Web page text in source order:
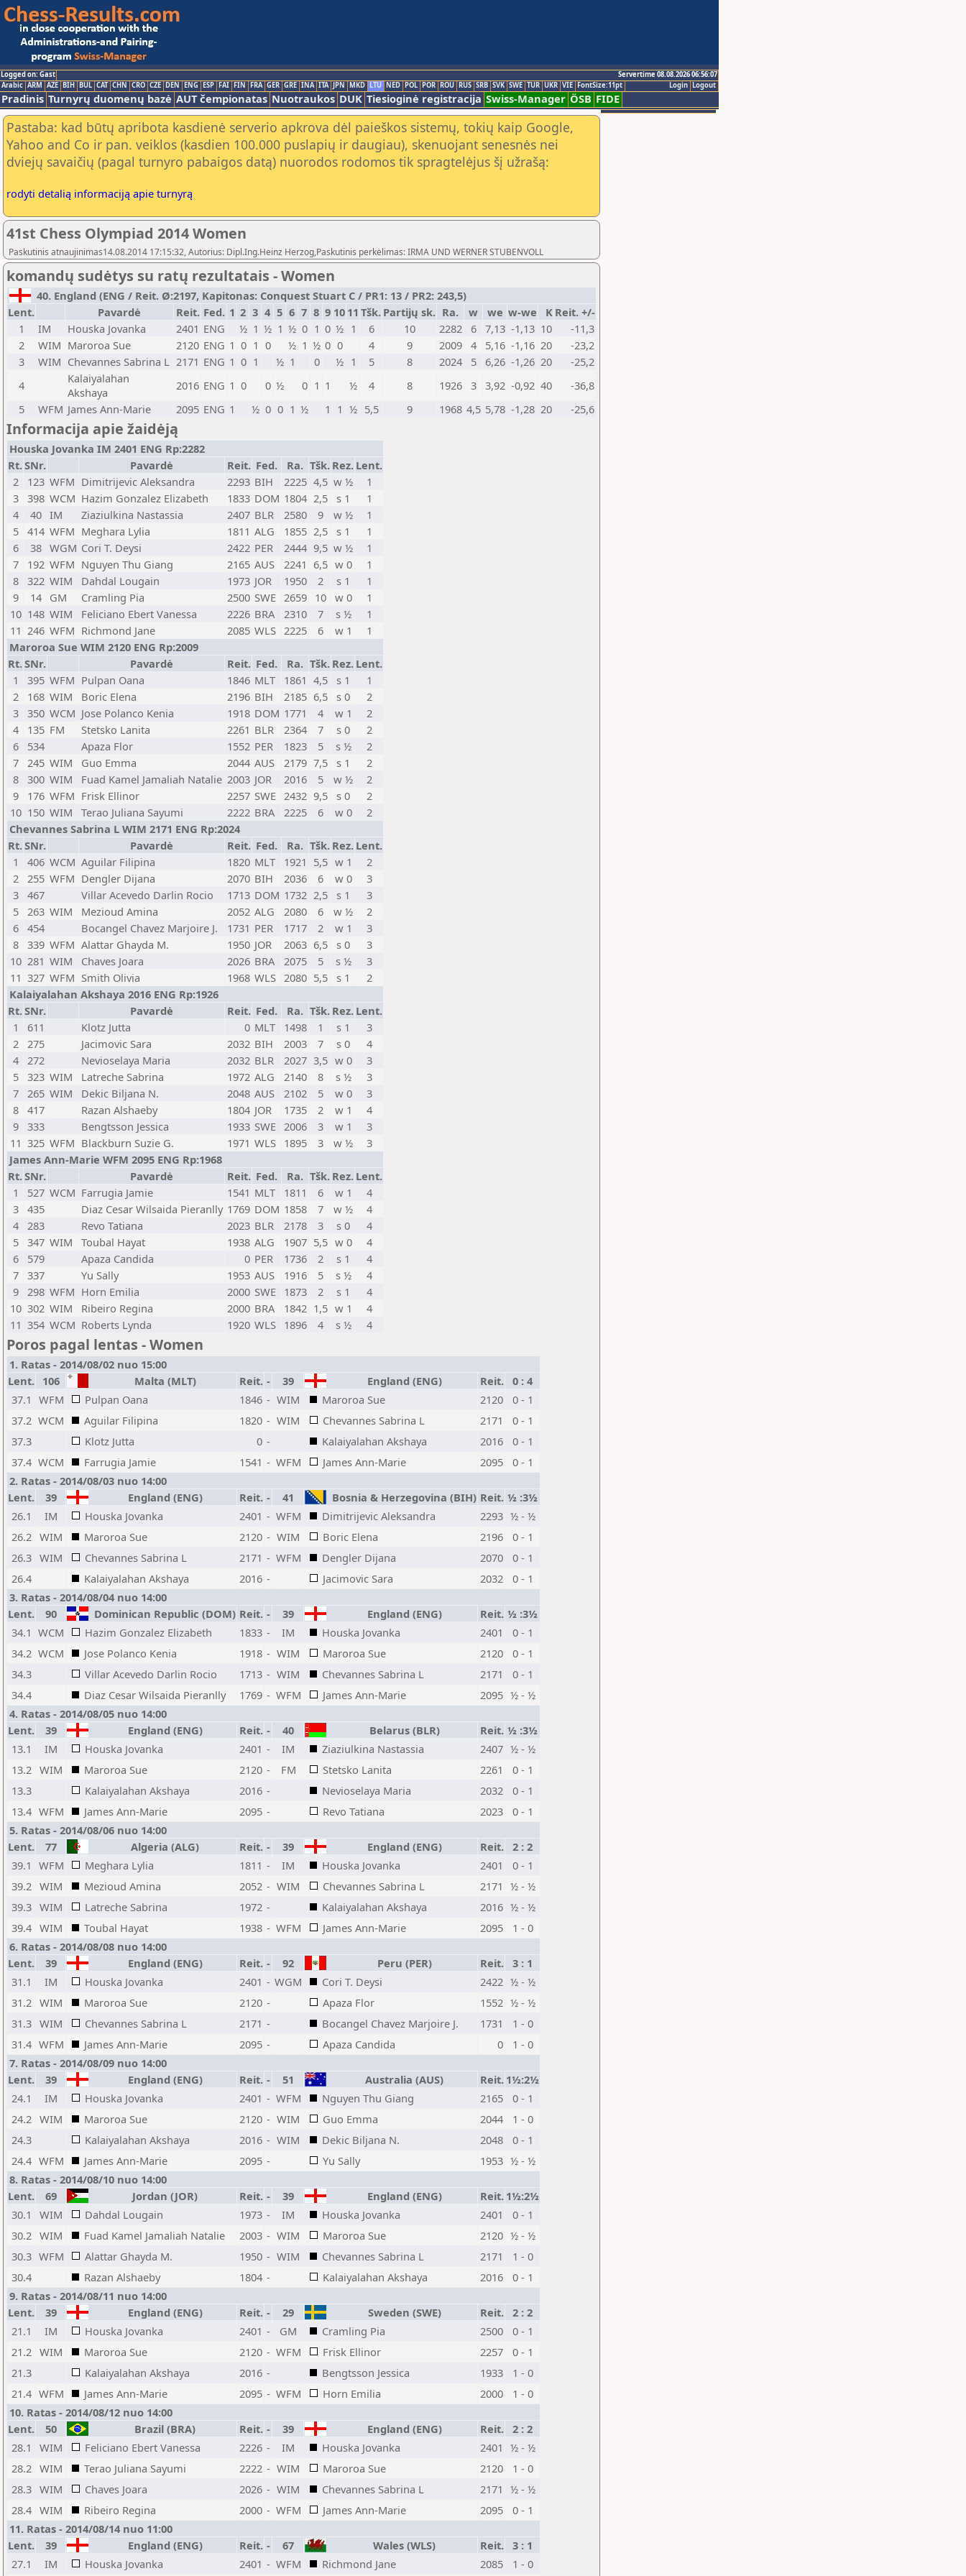
Logged on: Gast
Servertime 08.08.2026 06:56:07
Logout
Login
Arabic ARM AZE BIH BUL CAT CHN CRO CZE DEN ENG ESP FAI FIN FRA GER GRE INA ITA JPN MKD LTU NED POL POR ROU RUS SRB SVK SWE TUR UKR VIE FontSize:11pt
Pradinis Turnyrų duomenų bazė AUT čempionatas Nuotraukos DUK Tiesioginė registracija Swiss-Manager ÖSB FIDE
Pastaba: kad būtų apribota kasdienė serverio apkrova dėl paieškos sistemų, tokių kaip Google,
Yahoo and Co ir pan. veiklos (kasdien 100.000 puslapių ir daugiau), skenuojant senesnės nei
dviejų savaičių (pagal turnyro pabaigos datą) nuorodos rodomos tik spragtelėjus šį užrašą:
rodyti detalią informaciją apie turnyrą
41st Chess Olympiad 2014 Women
Paskutinis atnaujinimas14.08.2014 17:15:32, Autorius: Dipl.Ing.Heinz Herzog,Paskutinis perkėlimas: IRMA UND WERNER STUBENVOLL
komandų sudėtys su ratų rezultatais - Women
40. England (ENG / Reit. Ø:2197, Kapitonas: Conquest Stuart C / PR1: 13 / PR2: 243,5)
Lent.
Pavardė Reit. Fed. 1 2 3 4 5 6 7 8 9 10 11 Tšk. Partijų sk. Ra. w we w-we K Reit. +/-
1
IM Houska Jovanka 2401 ENG ½ 1 ½ 1 ½ 0 1 0 ½ 1 6 10 2282 6 7,13 -1,13 10
-11,3
2
WIM Maroroa Sue 2120 ENG 1 0 1 0 ½ 1 ½ 0 0 4 9 2009 4 5,16 -1,16 20
-23,2
3
WIM Chevannes Sabrina L 2171 ENG 1 0 1 ½ 1 0 ½ 1 5 8 2024 5 6,26 -1,26 20
-25,2
4
Kalaiyalahan
Akshaya
2016 ENG 1 0 0 ½ 0 1 1 ½ 4 8 1926 3 3,92 -0,92 40
-36,8
5
WFM James Ann-Marie 2095 ENG 1 ½ 0 0 1 ½ 1 1 ½ 5,5 9 1968 4,5 5,78 -1,28 20 -25,6
Informacija apie žaidėją
Houska Jovanka IM 2401 ENG Rp:2282
Rt.SNr. Pavardė Reit. Fed. Ra. Tšk. Rez. Lent.
2
123 WFM Dimitrijevic Aleksandra 2293 BIH 2225 4,5 w ½
1
3
398 WCM Hazim Gonzalez Elizabeth 1833 DOM 1804 2,5 s 1
1
4
40 IM Ziaziulkina Nastassia 2407 BLR 2580 9 w ½
1
5
414 WFM Meghara Lylia 1811 ALG 1855 2,5 s 1
1
6
38 WGM Cori T. Deysi 2422 PER 2444 9,5 w ½
1
7
192 WFM Nguyen Thu Giang 2165 AUS 2241 6,5 w 0
1
8
322 WIM Dahdal Lougain 1973 JOR 1950 2 s 1
1
9
14 GM Cramling Pia 2500 SWE 2659 10 w 0
1
10 148 WIM Feliciano Ebert Vanessa 2226 BRA 2310 7 s ½
1
11 246 WFM Richmond Jane 2085 WLS 2225 6 w 1
1
Maroroa Sue WIM 2120 ENG Rp:2009
Rt.SNr. Pavardė Reit. Fed. Ra. Tšk. Rez. Lent.
1
395 WFM Pulpan Oana 1846 MLT 1861 4,5 s 1
1
2
168 WIM Boric Elena 2196 BIH 2185 6,5 s 0
2
3
350 WCM Jose Polanco Kenia 1918 DOM 1771 4 w 1
2
4
135 FM Stetsko Lanita 2261 BLR 2364 7 s 0
2
6
534 Apaza Flor 1552 PER 1823 5 s ½
2
7
245 WIM Guo Emma 2044 AUS 2179 7,5 s 1
2
8
300 WIM Fuad Kamel Jamaliah Natalie 2003 JOR 2016 5 w ½
2
9
176 WFM Frisk Ellinor 2257 SWE 2432 9,5 s 0
2
10 150 WIM Terao Juliana Sayumi 2222 BRA 2225 6 w 0
2
Chevannes Sabrina L WIM 2171 ENG Rp:2024
Rt.SNr. Pavardė Reit. Fed. Ra. Tšk. Rez. Lent.
1
406 WCM Aguilar Filipina 1820 MLT 1921 5,5 w 1
2
2
255 WFM Dengler Dijana 2070 BIH 2036 6 w 0
3
3
467 Villar Acevedo Darlin Rocio 1713 DOM 1732 2,5 s 1
3
5
263 WIM Mezioud Amina 2052 ALG 2080 6 w ½
2
6
454 Bocangel Chavez Marjoire J. 1731 PER 1717 2 w 1
3
8
339 WFM Alattar Ghayda M. 1950 JOR 2063 6,5 s 0
3
10 281 WIM Chaves Joara 2026 BRA 2075 5 s ½
3
11 327 WFM Smith Olivia 1968 WLS 2080 5,5 s 1
2
Kalaiyalahan Akshaya 2016 ENG Rp:1926
Rt.SNr. Pavardė Reit. Fed. Ra. Tšk. Rez. Lent.
1
611 Klotz Jutta 0 MLT 1498 1 s 1
3
2
275 Jacimovic Sara 2032 BIH 2003 7 s 0
4
4
272 Nevioselaya Maria 2032 BLR 2027 3,5 w 0
3
5
323 WIM Latreche Sabrina 1972 ALG 2140 8 s ½
3
7
265 WIM Dekic Biljana N. 2048 AUS 2102 5 w 0
3
8
417 Razan Alshaeby 1804 JOR 1735 2 w 1
4
9
333 Bengtsson Jessica 1933 SWE 2006 3 w 1
3
11 325 WFM Blackburn Suzie G. 1971 WLS 1895 3 w ½
3
James Ann-Marie WFM 2095 ENG Rp:1968
Rt.SNr. Pavardė Reit. Fed. Ra. Tšk. Rez. Lent.
1
527 WCM Farrugia Jamie 1541 MLT 1811 6 w 1
4
3
435 Diaz Cesar Wilsaida Pieranlly 1769 DOM 1858 7 w ½
4
4
283 Revo Tatiana 2023 BLR 2178 3 s 0
4
5
347 WIM Toubal Hayat 1938 ALG 1907 5,5 w 0
4
6
579 Apaza Candida 0 PER 1736 2 s 1
4
7
337 Yu Sally 1953 AUS 1916 5 s ½
4
9
298 WFM Horn Emilia 2000 SWE 1873 2 s 1
4
10 302 WIM Ribeiro Regina 2000 BRA 1842 1,5 w 1
4
11 354 WCM Roberts Lynda 1920 WLS 1896 4 s ½ 4
Poros pagal lentas - Women
1. Ratas - 2014/08/02 nuo 15:00
Lent. 106 Malta (MLT) Reit. - 39 England (ENG) Reit. 0 : 4
37.1 WFM Pulpan Oana 1846 - WIM Maroroa Sue 2120
0 - 1
37.2 WCM Aguilar Filipina 1820 - WIM Chevannes Sabrina L 2171
0 - 1
37.3
Klotz Jutta 0 - Kalaiyalahan Akshaya 2016
0 - 1
37.4 WCM Farrugia Jamie 1541 - WFM James Ann-Marie 2095
0 - 1
2. Ratas - 2014/08/03 nuo 14:00
Lent.
39 England (ENG) Reit. - 41 Bosnia & Herzegovina (BIH) Reit. ½ :3½
26.1
IM Houska Jovanka 2401 - WFM Dimitrijevic Aleksandra 2293 ½ - ½
26.2 WIM Maroroa Sue 2120 - WIM Boric Elena 2196
0 - 1
26.3 WIM Chevannes Sabrina L 2171 - WFM Dengler Dijana 2070
0 - 1
26.4
Kalaiyalahan Akshaya 2016 - Jacimovic Sara 2032
0 - 1
3. Ratas - 2014/08/04 nuo 14:00
Lent.
90 Dominican Republic (DOM) Reit. - 39 England (ENG) Reit. ½ :3½
34.1 WCM Hazim Gonzalez Elizabeth 1833 - IM Houska Jovanka 2401
0 - 1
34.2 WCM Jose Polanco Kenia 1918 - WIM Maroroa Sue 2120
0 - 1
34.3
Villar Acevedo Darlin Rocio 1713 - WIM Chevannes Sabrina L 2171
0 - 1
34.4
Diaz Cesar Wilsaida Pieranlly 1769 - WFM James Ann-Marie 2095 ½ - ½
4. Ratas - 2014/08/05 nuo 14:00
Lent.
39 England (ENG) Reit. - 40 Belarus (BLR) Reit. ½ :3½
13.1
IM Houska Jovanka 2401 - IM Ziaziulkina Nastassia 2407 ½ - ½
13.2 WIM Maroroa Sue 2120 - FM Stetsko Lanita 2261
0 - 1
13.3
Kalaiyalahan Akshaya 2016 - Nevioselaya Maria 2032
0 - 1
13.4 WFM James Ann-Marie 2095 - Revo Tatiana 2023
0 - 1
5. Ratas - 2014/08/06 nuo 14:00
Lent.
77 Algeria (ALG) Reit. - 39 England (ENG) Reit. 2 : 2
39.1 WFM Meghara Lylia 1811 - IM Houska Jovanka 2401
0 - 1
39.2 WIM Mezioud Amina 2052 - WIM Chevannes Sabrina L 2171 ½ - ½
39.3 WIM Latreche Sabrina 1972 - Kalaiyalahan Akshaya 2016 ½ - ½
39.4 WIM Toubal Hayat 1938 - WFM James Ann-Marie 2095
1 - 0
6. Ratas - 2014/08/08 nuo 14:00
Lent.
39 England (ENG) Reit. - 92 Peru (PER) Reit. 3 : 1
31.1
IM Houska Jovanka 2401 - WGM Cori T. Deysi 2422 ½ - ½
31.2 WIM Maroroa Sue 2120 - Apaza Flor 1552 ½ - ½
31.3 WIM Chevannes Sabrina L 2171 - Bocangel Chavez Marjoire J. 1731
1 - 0
31.4 WFM James Ann-Marie 2095 - Apaza Candida 0
1 - 0
7. Ratas - 2014/08/09 nuo 14:00
Lent.
39 England (ENG) Reit. - 51 Australia (AUS) Reit. 1½:2½
24.1
IM Houska Jovanka 2401 - WFM Nguyen Thu Giang 2165
0 - 1
24.2 WIM Maroroa Sue 2120 - WIM Guo Emma 2044
1 - 0
24.3
Kalaiyalahan Akshaya 2016 - WIM Dekic Biljana N. 2048
0 - 1
24.4 WFM James Ann-Marie 2095 - Yu Sally 1953 ½ - ½
8. Ratas - 2014/08/10 nuo 14:00
Lent.
69 Jordan (JOR) Reit. - 39 England (ENG) Reit. 1½:2½
30.1
WIM Dahdal Lougain 1973 - IM Houska Jovanka 2401
0 - 1
30.2 WIM Fuad Kamel Jamaliah Natalie 2003 - WIM Maroroa Sue 2120 ½ - ½
30.3 WFM Alattar Ghayda M. 1950 - WIM Chevannes Sabrina L 2171
1 - 0
30.4
Razan Alshaeby 1804 - Kalaiyalahan Akshaya 2016
0 - 1
9. Ratas - 2014/08/11 nuo 14:00
Lent.
39 England (ENG) Reit. - 29 Sweden (SWE) Reit. 2 : 2
21.1
IM Houska Jovanka 2401 - GM Cramling Pia 2500
0 - 1
21.2 WIM Maroroa Sue 2120 - WFM Frisk Ellinor 2257
0 - 1
21.3
Kalaiyalahan Akshaya 2016 - Bengtsson Jessica 1933
1 - 0
21.4 WFM James Ann-Marie 2095 - WFM Horn Emilia 2000
1 - 0
10. Ratas - 2014/08/12 nuo 14:00
Lent.
50 Brazil (BRA) Reit. - 39 England (ENG) Reit. 2 : 2
28.1
WIM Feliciano Ebert Vanessa 2226 - IM Houska Jovanka 2401 ½ - ½
28.2 WIM Terao Juliana Sayumi 2222 - WIM Maroroa Sue 2120
1 - 0
28.3 WIM Chaves Joara 2026 - WIM Chevannes Sabrina L 2171 ½ - ½
28.4 WIM Ribeiro Regina 2000 - WFM James Ann-Marie 2095
0 - 1
11. Ratas - 2014/08/14 nuo 11:00
Lent.
39 England (ENG) Reit. - 67 Wales (WLS) Reit. 3 : 1
27.1
IM Houska Jovanka 2401 - WFM Richmond Jane 2085 1 - 0